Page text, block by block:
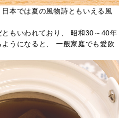
本では夏の風物詩ともいえる風
もいわれており、 昭和30～40年
うになると、 一般家庭でも愛飲